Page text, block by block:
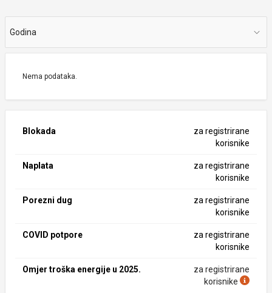
Godina
Nema podataka.
Blokada
za registrirane
korisnike
Naplata
za registrirane
korisnike
Porezni dug
za registrirane
korisnike
COVID potpore
za registrirane
korisnike
Omjer troška energije u 2025.
za registrirane
korisnike